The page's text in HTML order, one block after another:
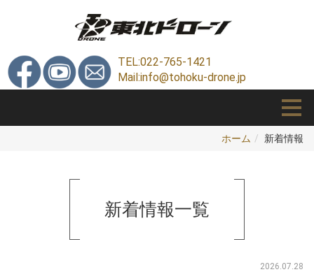
TEL:022-765-1421
Mail:info@tohoku-drone.jp
ホーム 新着情報
新着情報一覧
2026.07.28